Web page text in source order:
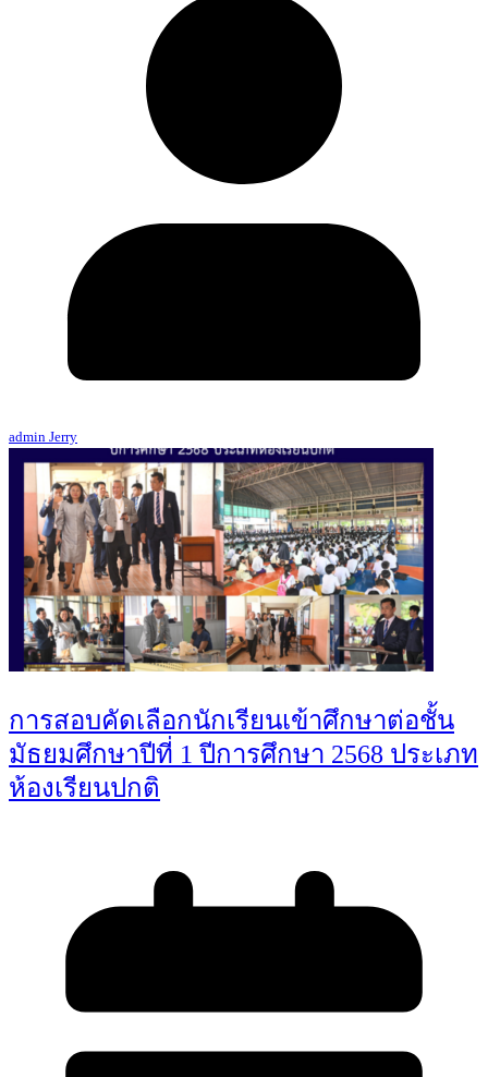
admin Jerry
การสอบคัดเลือกนักเรียนเข้าศึกษาต่อชั้น
มัธยมศึกษาปีที่ 1 ปีการศึกษา 2568 ประเภท
ห้องเรียนปกติ